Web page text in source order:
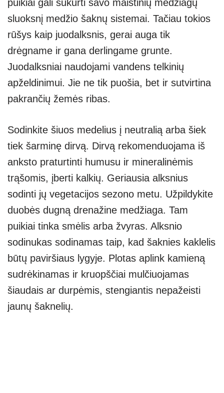
puikiai gali sukurti savo maistinių medžiagų
sluoksnį medžio šaknų sistemai. Tačiau tokios
rūšys kaip juodalksnis, gerai auga tik
drėgname ir gana derlingame grunte.
Juodalksniai naudojami vandens telkinių
apželdinimui. Jie ne tik puošia, bet ir sutvirtina
pakrančių žemės ribas.
Sodinkite šiuos medelius į neutralią arba šiek
tiek šarminę dirvą. Dirvą rekomenduojama iš
anksto praturtinti humusu ir mineralinėmis
trąšomis, įberti kalkių. Geriausia alksnius
sodinti jų vegetacijos sezono metu. Užpildykite
duobės dugną drenažine medžiaga. Tam
puikiai tinka smėlis arba žvyras. Alksnio
sodinukas sodinamas taip, kad šaknies kaklelis
būtų paviršiaus lygyje. Plotas aplink kamieną
sudrėkinamas ir kruopščiai mulčiuojamas
šiaudais ar durpėmis, stengiantis nepažeisti
jaunų šaknelių.